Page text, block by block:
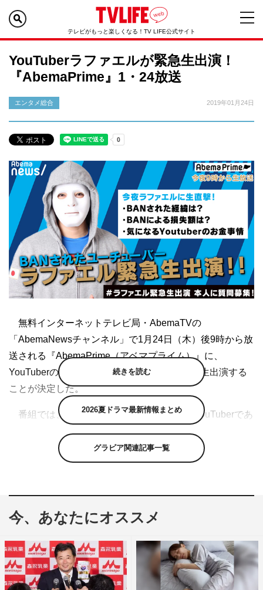
テレビがもっと楽しくなる！TV LIFE公式サイト
YouTuberラファエルが緊急生出演！
『AbemaPrime』1・24放送
エンタメ総合 2019年01月24日
無料インターネットテレビ局・AbemaTVの
「AbemaNewsチャンネル」で1月24日（木）後9時から放
送される『AbemaPrime（アベマプライム）』に、
YouTuberのラファエル氏とKAZUYA氏が緊急生出演する
ことが決定した。
番組では、登録者数200万人超えの超人気YouTuberであ
るラファエル氏のアカウントが、1月22日（火）に突如停
止した件について、アカウント停止（BAN）に至るまでの
経緯を詳しく聞くとともに、今後チャンネル登録者数をど
YouTuberの金銭事情や、BANによる損失額など、なかな
か語られることのないYouTuberの実態に迫る。
AbemaTV『AbemaPrime』
放送日時：1月24日（木）後9時～11時 ※生放送
続きを読む
2026夏ドラマ最新情報まとめ
グラビア関連記事一覧
今、あなたにオススメ